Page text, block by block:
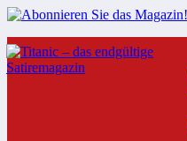
Zum
Inhalt
springen